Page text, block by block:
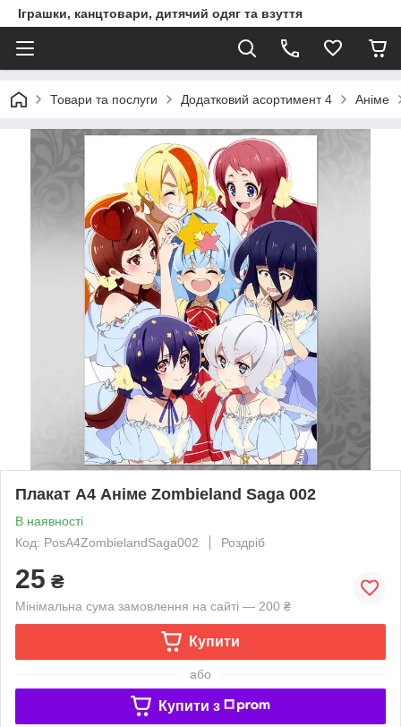
Іграшки, канцтовари, дитячий одяг та взуття
Товари та послуги Додатковий асортимент 4 Аніме
Плакат А4 Аніме Zombieland Saga 002
В наявності
Код: PosA4ZombielandSaga002
Роздріб
25 ₴
Мінімальна сума замовлення на сайті — 200 ₴
Купити
або
Купити з